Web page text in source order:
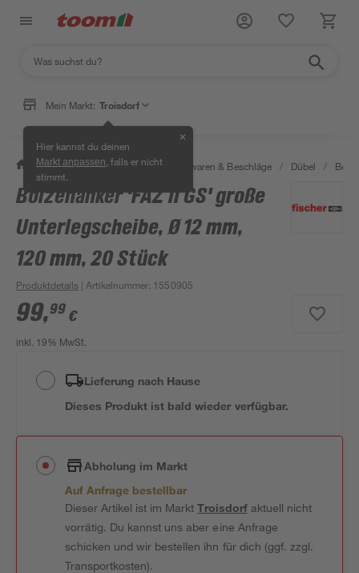
Mein Markt: Troisdorf
Hier kannst du deinen
Markt anpassen , falls er nicht
stimmt.
✕
/ Werkstatt & Maschinen / Eisenwaren & Beschläge / Dübel /
Bolzenanker 'FAZ II GS' große
Unterlegscheibe, Ø 12 mm,
120 mm, 20 Stück
Produktdetails | Artikelnummer: 1550905
99,99 €
inkl. 19% MwSt.
Lieferung nach Hause
Dieses Produkt ist bald wieder verfügbar.
Abholung im Markt
Auf Anfrage bestellbar
Dieser Artikel ist im MarktTroisdorfaktuell nicht
vorrätig. Du kannst uns aber eine Anfrage
schicken und wir bestellen ihn für dich (ggf. zzgl.
Transportkosten).